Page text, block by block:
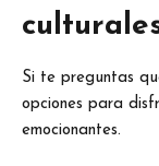
Si te preguntas
opciones para
emocionantes.